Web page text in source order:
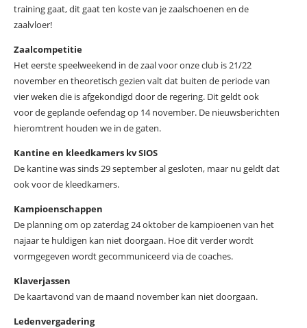
training gaat, dit gaat ten koste van je zaalschoenen en de
zaalvloer!
Zaalcompetitie
Het eerste speelweekend in de zaal voor onze club is 21/22
november en theoretisch gezien valt dat buiten de periode van
vier weken die is afgekondigd door de regering. Dit geldt ook
voor de geplande oefendag op 14 november. De nieuwsberichten
hieromtrent houden we in de gaten.
Kantine en kleedkamers kv SIOS
De kantine was sinds 29 september al gesloten, maar nu geldt dat
ook voor de kleedkamers.
Kampioenschappen
De planning om op zaterdag 24 oktober de kampioenen van het
najaar te huldigen kan niet doorgaan. Hoe dit verder wordt
vormgegeven wordt gecommuniceerd via de coaches.
Klaverjassen
De kaartavond van de maand november kan niet doorgaan.
Ledenvergadering